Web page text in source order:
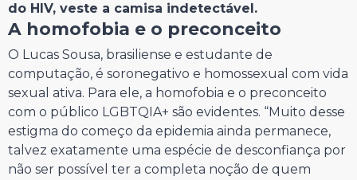
do HIV, veste a camisa indetectável.
A homofobia e o preconceito
O Lucas Sousa, brasiliense e estudante de
computação, é soronegativo e homossexual com vida
sexual ativa. Para ele, a homofobia e o preconceito
com o público LGBTQIA+ são evidentes. “Muito desse
estigma do começo da epidemia ainda permanece,
talvez exatamente uma espécie de desconfiança por
não ser possível ter a completa noção de quem